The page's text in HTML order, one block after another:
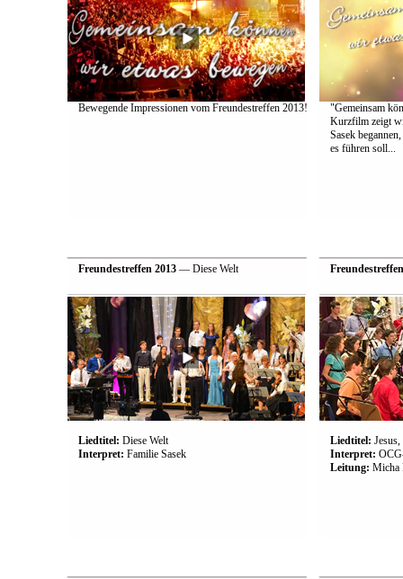
Bewegende Impressionen vom Freundestreffen 2013!
"Gemeinsam
Kurzfilm zeigt
Sasek
es führen soll...
Freundestreffen 2013— Diese Welt
Liedtitel: Diese Welt
Interpret: Familie Sasek
Liedtitel:
Interpret:
Leitung: Micha